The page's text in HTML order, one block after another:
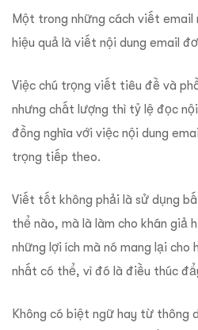
Một trong những cách viết
hiệu quả là viết nội dung email
Việc chú trọng viết tiêu đề và
nhưng chất lượng thì tỷ lệ đọc
đồng nghĩa với việc nội dung
trọng tiếp theo.
Viết tốt không phải là sử dụng
thể nào, mà là làm cho khán giả
những lợi ích mà nó mang lại cho
nhất có thể, vì đó là điều thúc
Không có biệt ngữ hay từ thông